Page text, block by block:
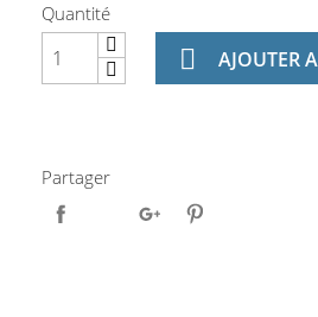
Quantité
 AJOUTER
Partager